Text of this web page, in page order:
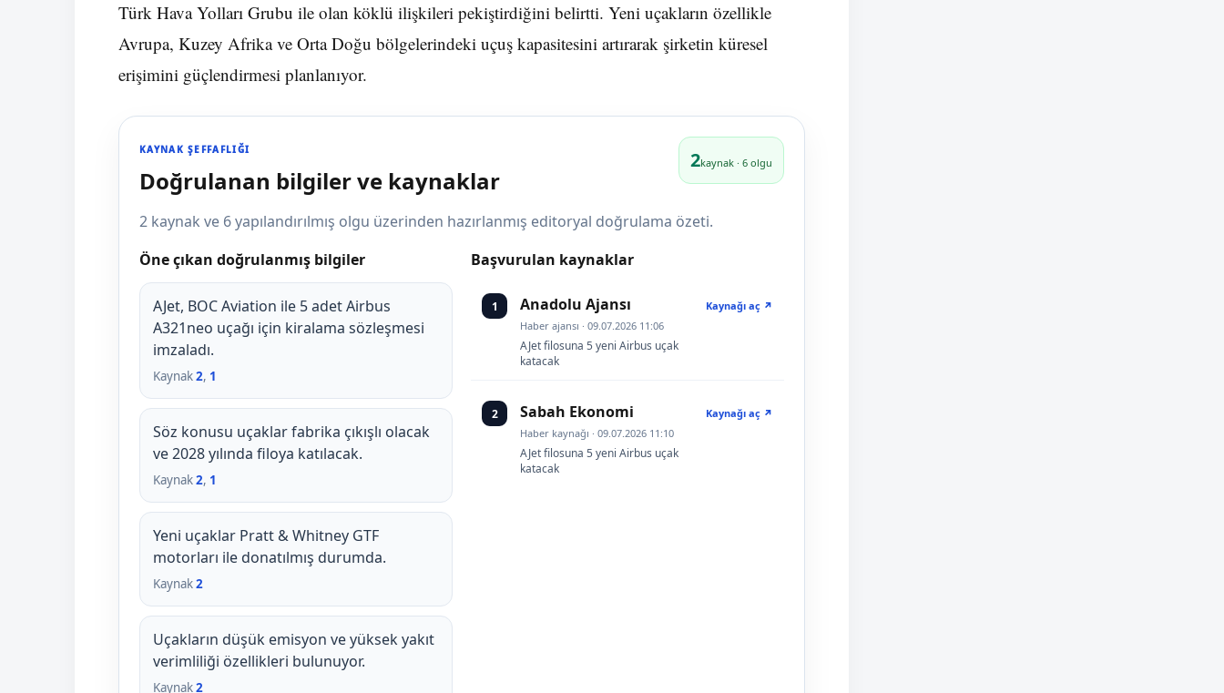
Türk Hava Yolları Grubu ile olan köklü ilişkileri pekiştirdiğini belirtti. Yeni uçakların özellikle
Avrupa, Kuzey Afrika ve Orta Doğu bölgelerindeki uçuş kapasitesini artırarak şirketin küresel
erişimini güçlendirmesi planlanıyor.
KAYNAK ŞEFFAFLIĞI
Doğrulanan bilgiler ve kaynaklar
2kaynak · 6 olgu
2 kaynak ve 6 yapılandırılmış olgu üzerinden hazırlanmış editoryal doğrulama özeti.
Öne çıkan doğrulanmış bilgiler
AJet, BOC Aviation ile 5 adet Airbus
A321neo uçağı için kiralama sözleşmesi
imzaladı.
Kaynak2, 1
Söz konusu uçaklar fabrika çıkışlı olacak
ve 2028 yılında filoya katılacak.
Kaynak2, 1
Yeni uçaklar Pratt & Whitney GTF
motorları ile donatılmış durumda.
Kaynak2
Uçakların düşük emisyon ve yüksek yakıt
verimliliği özellikleri bulunuyor.
Kaynak2
Başvurulan kaynaklar
1 Anadolu Ajansı
Haber ajansı · 09.07.2026 11:06
AJet filosuna 5 yeni Airbus uçak
katacak
Kaynağı aç ↗
2 Sabah Ekonomi
Haber kaynağı · 09.07.2026 11:10
AJet filosuna 5 yeni Airbus uçak
katacak
Kaynağı aç ↗